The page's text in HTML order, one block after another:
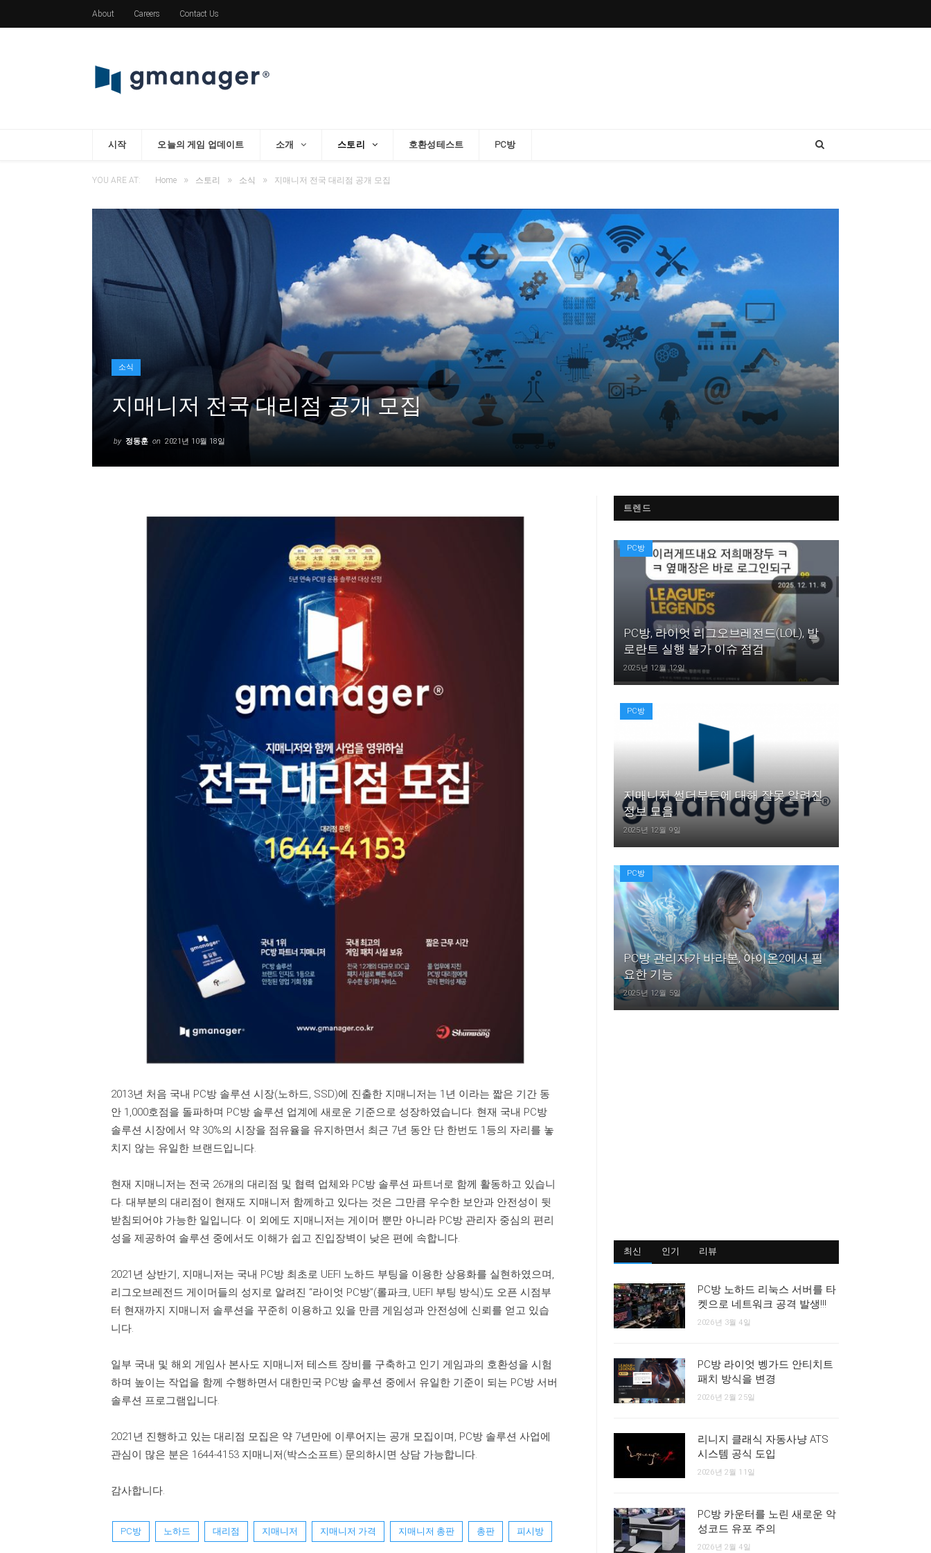
About Careers Contact Us
시작 오늘의 게임 업데이트 소개 스토리 호환성테스트 PC방
YOU ARE AT: Home » 스토리 » 소식 » 지매니저 전국 대리점 공개 모집
소식
지매니저 전국 대리점 공개 모집
by 정동훈 on 2021년 10월 18일
2013년 처음 국내 PC방 솔루션 시장(노하드, SSD)에 진출한 지매니저는 1년 이라는 짧은 기간 동
안 1,000호점을 돌파하며 PC방 솔루션 업계에 새로운 기준으로 성장하였습니다. 현재 국내 PC방
솔루션 시장에서 약 30%의 시장을 점유율을 유지하면서 최근 7년 동안 단 한번도 1등의 자리를 놓
치지 않는 유일한 브랜드입니다.
현재 지매니저는 전국 26개의 대리점 및 협력 업체와 PC방 솔루션 파트너로 함께 활동하고 있습니
다. 대부분의 대리점이 현재도 지매니저 함께하고 있다는 것은 그만큼 우수한 보안과 안전성이 뒷
받침되어야 가능한 일입니다. 이 외에도 지매니저는 게이머 뿐만 아니라 PC방 관리자 중심의 편리
성을 제공하여 솔루션 중에서도 이해가 쉽고 진입장벽이 낮은 편에 속합니다.
2021년 상반기, 지매니저는 국내 PC방 최초로 UEFI 노하드 부팅을 이용한 상용화를 실현하였으며,
리그오브레전드 게이머들의 성지로 알려진 “라이엇 PC방”(롤파크, UEFI 부팅 방식)도 오픈 시점부
터 현재까지 지매니저 솔루션을 꾸준히 이용하고 있을 만큼 게임성과 안전성에 신뢰를 얻고 있습
니다.
일부 국내 및 해외 게임사 본사도 지매니저 테스트 장비를 구축하고 인기 게임과의 호환성을 시험
하며 높이는 작업을 함께 수행하면서 대한민국 PC방 솔루션 중에서 유일한 기준이 되는 PC방 서버
솔루션 프로그램입니다.
2021년 진행하고 있는 대리점 모집은 약 7년만에 이루어지는 공개 모집이며, PC방 솔루션 사업에
관심이 많은 분은 1644-4153 지매니저(박스소프트) 문의하시면 상담 가능합니다.
감사합니다.
PC방 노하드 대리점 지매니저 지매니저 가격 지매니저 총판 총판 피시방
트렌드
PC방
PC방, 라이엇 리그오브레전드(LOL), 발
로란트 실행 불가 이슈 점검
2025년 12월 12일
PC방
지매니저 썬더부트에 대해 잘못 알려진
정보 모음
2025년 12월 9일
PC방
PC방 관리자가 바라본, 아이온2에서 필
요한 기능
2025년 12월 5일
최신 인기 리뷰
PC방 노하드 리눅스 서버를 타
켓으로 네트워크 공격 발생!!!
2026년 3월 4일
PC방 라이엇 벵가드 안티치트
패치 방식을 변경
2026년 2월 25일
리니지 클래식 자동사냥 ATS
시스템 공식 도입
2026년 2월 11일
PC방 카운터를 노린 새로운 악
성코드 유포 주의
2026년 2월 4일